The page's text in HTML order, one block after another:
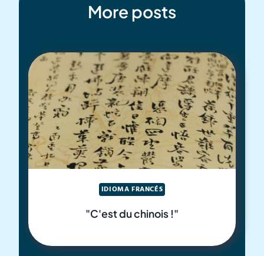
More posts
IDIOMA FRANCÉS
"C'est du chinois !"